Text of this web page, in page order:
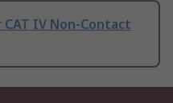
CAT IV Non-Contact